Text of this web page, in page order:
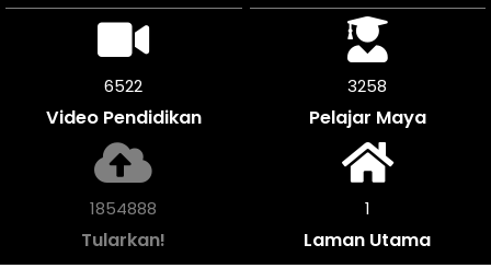
7188
Video Pendidikan
3594
Pelajar Maya
2046184
Tularkan!
1
Laman Utama